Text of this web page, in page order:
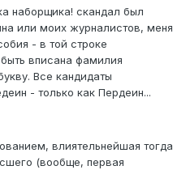
наборщика! скандал был
или моих журналистов, меня
- в той строке
вписана фамилия
Все кандидаты
- только как Пердеин...
влиятельнейшая тогда
(вообще, первая